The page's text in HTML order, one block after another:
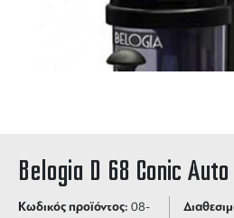
Belogia D 68 Conic
Κωδικός προϊόντος: 08-